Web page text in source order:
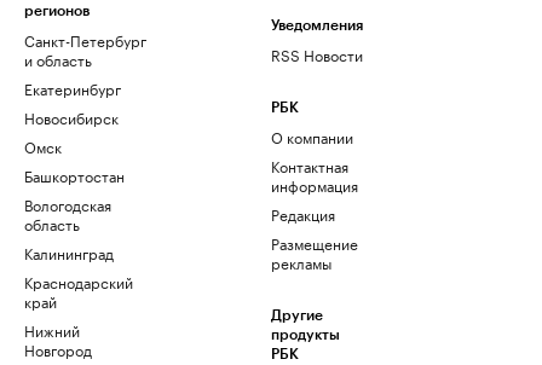
регионов
Санкт-Петербург
и область
Екатеринбург
Новосибирск
Омск
Башкортостан
Вологодская
область
Калининград
Краснодарский
край
Нижний
Новгород
Уведомления
RSS Новости
РБК
О компании
Контактная
информация
Редакция
Размещение
рекламы
Другие
продукты
РБК